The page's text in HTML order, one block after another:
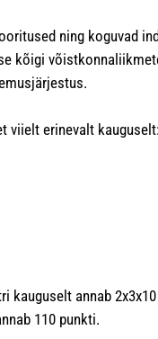
ning koguvad
kõigi
viielt erinevalt
kauguselt annab
110 punkti.